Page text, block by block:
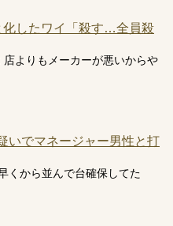
化したワイ「殺す…全員殺
よりもメーカーが悪いからや
いでマネージャー男性と打
くから並んで台確保してた